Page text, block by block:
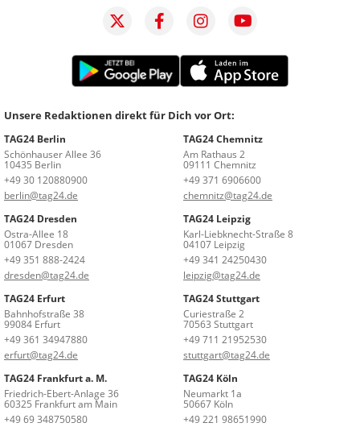
Unsere Redaktionen direkt für Dich vor Ort:
TAG24 Berlin
Schönhauser Allee 36
10435 Berlin
+49 30 120880900
berlin@tag24.de
TAG24 Chemnitz
Am Rathaus 2
09111 Chemnitz
+49 371 6906600
chemnitz@tag24.de
TAG24 Dresden
Ostra-Allee 18
01067 Dresden
+49 351 888-2424
dresden@tag24.de
TAG24 Leipzig
Karl-Liebknecht-Straße 8
04107 Leipzig
+49 341 24250430
leipzig@tag24.de
TAG24 Erfurt
Bahnhofstraße 38
99084 Erfurt
+49 361 34947880
erfurt@tag24.de
TAG24 Stuttgart
Curiestraße 2
70563 Stuttgart
+49 711 21952530
stuttgart@tag24.de
TAG24 Frankfurt a. M.
Friedrich-Ebert-Anlage 36
60325 Frankfurt am Main
+49 69 348750580
TAG24 Köln
Neumarkt 1a
50667 Köln
+49 221 98651990